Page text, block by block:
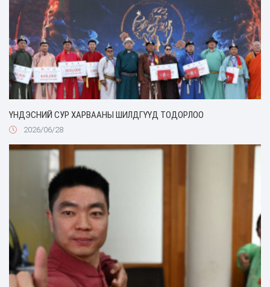
ҮНДЭСНИЙ СУР ХАРВААНЫ ШИЛДГҮҮД ТОДОРЛОО
2026/06/28